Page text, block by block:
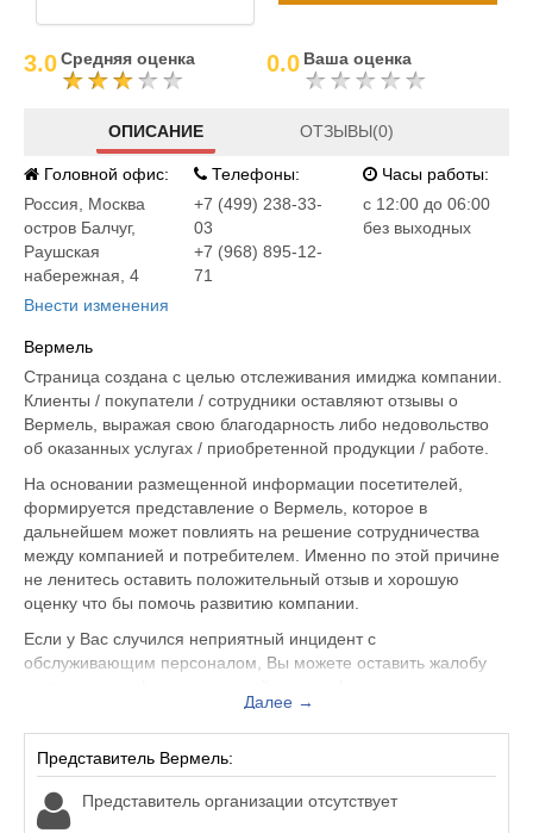
3.0Средняя оценка 0.0 Ваша оценка
ОПИСАНИЕ ОТЗЫВЫ(0)
Головной офис:
Россия
Москва
остров Балчуг,
Раушская
набережная, 4
Внести изменения
Телефоны:
+7 (499) 238-33-
03
+7 (968) 895-12-
71
Часы работы:
c 12:00 до 06:00
без выходных
Вермель
Страница создана с целью отслеживания имиджа компании.
Клиенты / покупатели / сотрудники оставляют отзывы о
Вермель, выражая свою благодарность либо недовольство
об оказанных услугах / приобретенной продукции / работе.
На основании размещенной информации посетителей,
формируется представление о Вермель, которое в
дальнейшем может повлиять на решение сотрудничества
между компанией и потребителем. Именно по этой причине
не ленитесь оставить положительный отзыв и хорошую
оценку что бы помочь развитию компании.
Если у Вас случился неприятный инцидент с
обслуживающим персоналом, Вы можете оставить жалобу
Представитель организации ответит на Ваш отзыв и примет
меры по улучшению качества предоставляемых услуг.
Вермель находится по адресу Москва остров Балчуг,
Раушская набережная, 4, вы можете поделиться
впечатлением от посещения данного заведения с будущими
Далее →
Представитель Вермель:
Представитель организации отсутствует